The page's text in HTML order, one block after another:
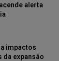
alerta
impactos
da expansão